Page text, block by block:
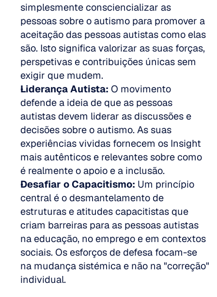
simplesmente consciencializar as
pessoas sobre o autismo para promover a
aceitação das pessoas autistas como elas
são. Isto significa valorizar as suas forças,
perspetivas e contribuições únicas sem
exigir que mudem.
Liderança Autista: O movimento
defende a ideia de que as pessoas
autistas devem liderar as discussões e
decisões sobre o autismo. As suas
experiências vividas fornecem os Insight
mais autênticos e relevantes sobre como
é realmente o apoio e a inclusão.
Desafiar o Capacitismo: Um princípio
central é o desmantelamento de
estruturas e atitudes capacitistas que
criam barreiras para as pessoas autistas
na educação, no emprego e em contextos
sociais. Os esforços de defesa focam-se
na mudança sistémica e não na "correção"
individual.